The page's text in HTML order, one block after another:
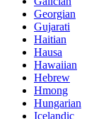
Georgian
Gujarati
Haitian
Hausa
Hawaiian
Hebrew
Hmong
Hungarian
Icelandic